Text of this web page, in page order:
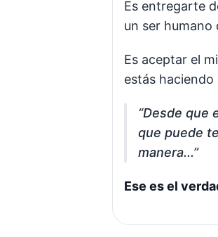
Es entregarte
un ser humano
Es aceptar el
estás haciendo
“Desde que
que puede
manera...”
Ese es el